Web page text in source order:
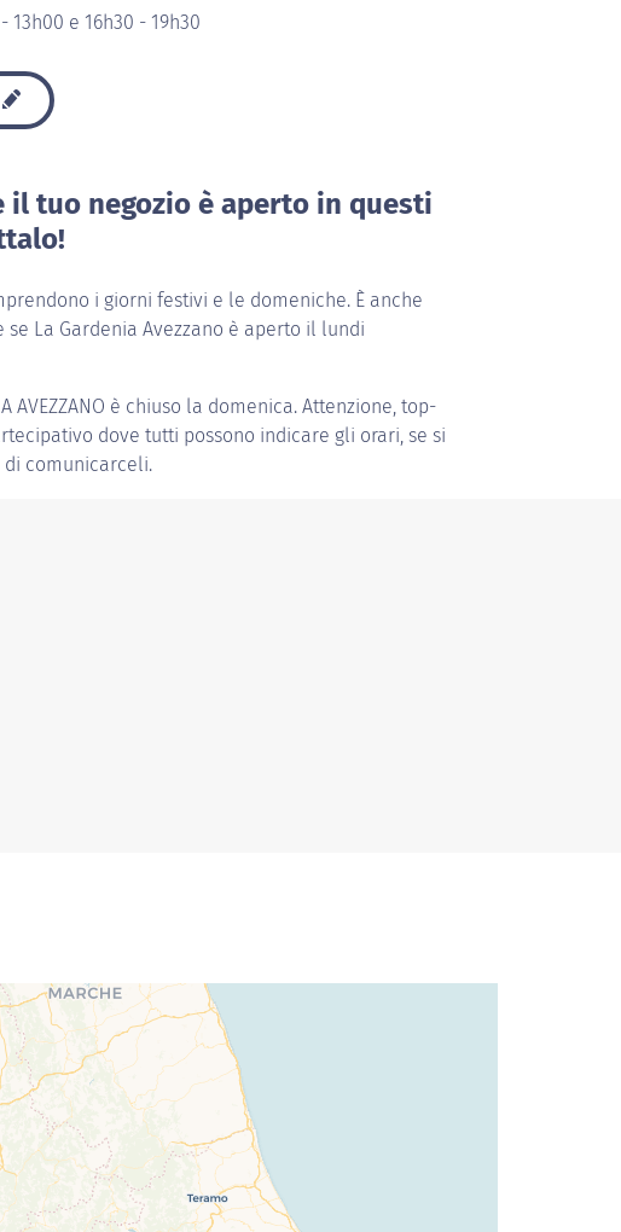
13h00 e 16h30 - 19h30
il tuo negozio è aperto in questi
i giorni festivi e le domeniche. È anche
La Gardenia Avezzano è aperto il lundi
AVEZZANO è chiuso la domenica. Attenzione, top-
dove tutti possono indicare gli orari, se si
di comunicarceli.